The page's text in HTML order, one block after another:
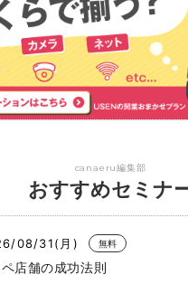
canaeru編集部
おすすめセミナ
08/31(月) 無料
店舗の成功法則